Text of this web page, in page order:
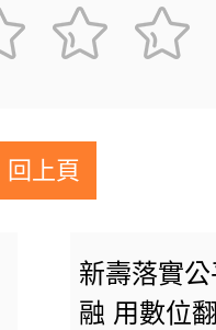
回上頁
新壽落實
融 用數位